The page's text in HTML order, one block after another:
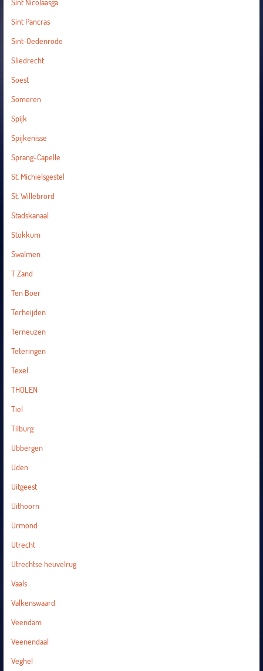
Sint Nicolaasga
Sint Pancras
Sint-Oedenrode
Sliedrecht
Soest
Someren
Spijk
Spijkenisse
Sprang-Capelle
St. Michielsgestel
St. Willebrord
Stadskanaal
Stokkum
Swalmen
T Zand
Ten Boer
Terheijden
Terneuzen
Teteringen
Texel
THOLEN
Tiel
Tilburg
Ubbergen
Uden
Uitgeest
Uithoorn
Urmond
Utrecht
Utrechtse heuvelrug
Vaals
Valkenswaard
Veendam
Veenendaal
Veghel